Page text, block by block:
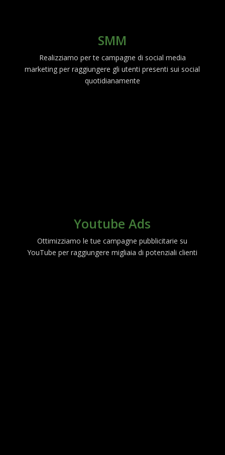
SMM
Realizziamo per te campagne di social media
marketing per raggiungere gli utenti presenti sui social
quotidianamente
Youtube Ads
Ottimizziamo le tue campagne pubblicitarie su
YouTube per raggiungere migliaia di potenziali clienti